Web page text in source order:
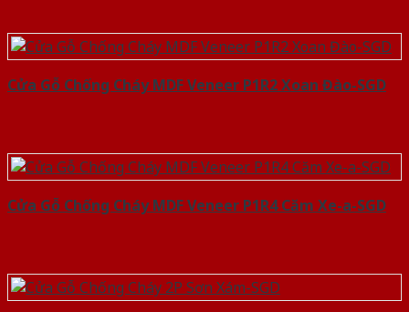
Cửa Gỗ Chống Cháy MDF Veneer P1R2 Xoan Đào-SGD
Cửa Gỗ Chống Cháy MDF Veneer P1R4 Căm Xe-a-SGD